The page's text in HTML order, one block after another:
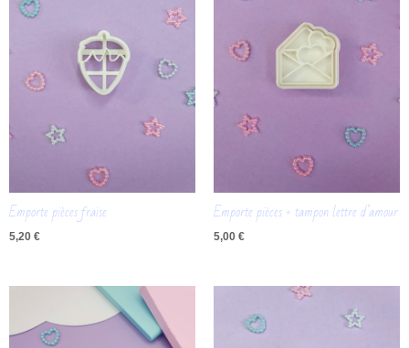
Emporte pièces fraise
5,20 €
Emporte pièces + tampon lettre d’amour
5,00 €
Plage
prix :
Plage